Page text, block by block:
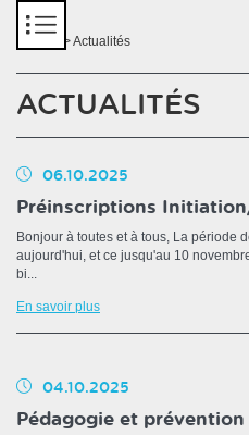
> Actualités
ACTUALITÉS
06.10.2025
Préinscriptions
Bonjour à toutes et à tous, La période
aujourd'hui, et ce jusqu'au 10
bi...
En savoir plus
04.10.2025
Pédagogie et prévention